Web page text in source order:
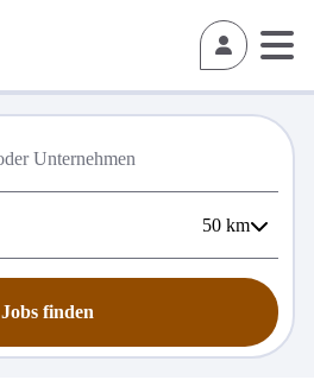
50 km
Jobs finden